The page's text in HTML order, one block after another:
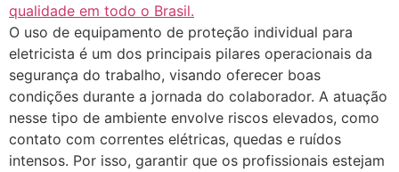
O uso de equipamento de proteção individual para
eletricista é um dos principais pilares operacionais da
segurança do trabalho, visando oferecer boas
condições durante a jornada do colaborador. A atuação
nesse tipo de ambiente envolve riscos elevados, como
contato com correntes elétricas, quedas e ruídos
intensos. Por isso, garantir que os profissionais estejam